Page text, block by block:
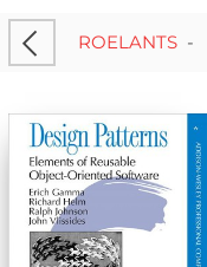
ROELANTS-